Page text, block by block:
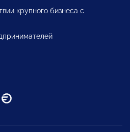
крупного бизнеса с